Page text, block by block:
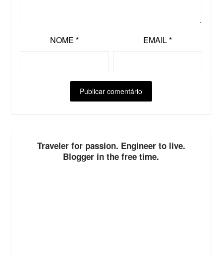
NOME * EMAIL*
Traveler for passion. Engineer to live.
Blogger in the free time.